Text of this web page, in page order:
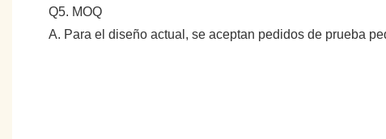
Q5. MOQ
A. Para el diseño actual, se aceptan pedidos de prueba